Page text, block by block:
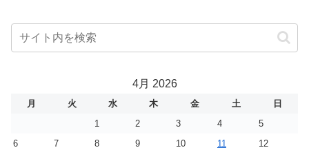
4月 2026
月 火 水 木 金 土
日
1
2 3 4
5
6
7 8 9 10 11
12